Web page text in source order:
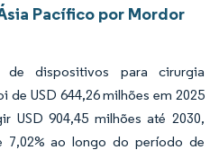
Pacífico por Mordor
dispositivos para cirurgia
USD 644,26 milhões em 2025
USD 904,45 milhões até 2030,
7,02% ao longo do período de